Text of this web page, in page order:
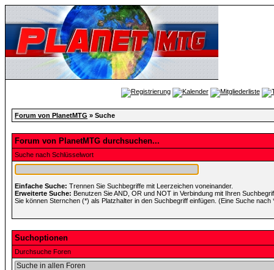
Forum von PlanetMTG » Suche
Forum von PlanetMTG durchsuchen...
Suche nach Schlüsselwort
Einfache Suche: Trennen Sie Suchbegriffe mit Leerzeichen voneinander.
Erweiterte Suche: Benutzen Sie AND, OR und NOT in Verbindung mit Ihren
Sie können Sternchen (*) als Platzhalter in den Suchbegriff einfügen. (Eine Suche
Suchoptionen
Durchsuche Foren